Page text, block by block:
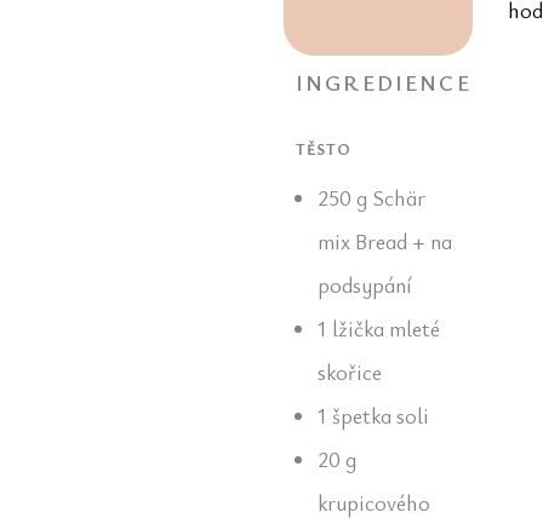
INGREDIENCE
TĚSTO
250 g Schär
mix Bread + na
podsypání
1 lžička mleté
skořice
1 špetka soli
20 g
krupicového